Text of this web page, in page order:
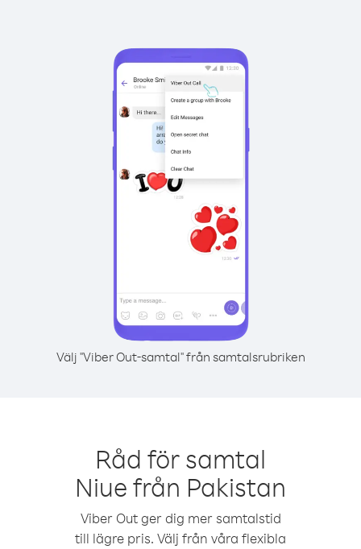
Välj "Viber Out-samtal" från samtalsrubriken
Råd för samtal
Niue från Pakistan
Viber Out ger dig mer samtalstid
till lägre pris. Välj från våra flexibla